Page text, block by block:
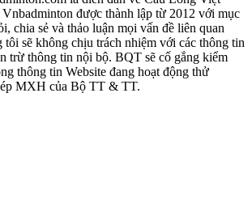
được thành lập từ 2012 với mục
chia sẻ và thảo luận mọi vấn đề liên quan
tôi sẽ không chịu trách nhiệm với các thông tin
trừ thông tin nội bộ. BQT sẽ cố gắng kiểm
thông tin Website đang hoạt động thử
MXH của Bộ TT & TT.